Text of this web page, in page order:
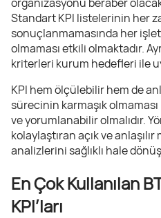
Standart KPI listelerinin her
sonuçlanmamasında her
olmaması etkili olmaktadır.
kriterleri kurum hedefleri ile
KPI hem ölçülebilir hem de
sürecinin karmaşık
ve yorumlanabilir olmalıdır.
kolaylaştıran açık ve
analizlerini sağlıklı hale
En Çok Kullanılan
KPI’ları